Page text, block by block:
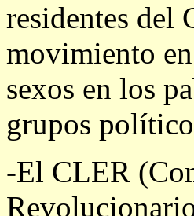
residentes del
movimiento
sexos en los
grupos
-El CLER